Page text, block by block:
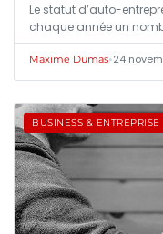
Le statut d’auto-
chaque année un
Maxime Dumas•24
BUSINESS & ENTREPRISE